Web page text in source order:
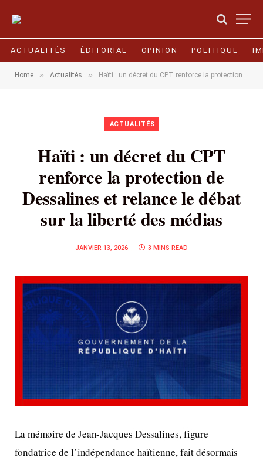
ACTUALITÉS ÉDITORIAL OPINION POLITIQUE
Home » Actualités » Haïti : un décret du CPT renforce la protection de Dessalines et relance le débat sur la liberté des médias
ACTUALITÉS
Haïti : un décret du CPT
renforce la protection de
Dessalines et relance le débat
sur la liberté des médias
JANVIER 13, 2026 3 MINS READ
La mémoire de Jean-Jacques Dessalines, figure
fondatrice de l’indépendance haïtienne, fait désormais